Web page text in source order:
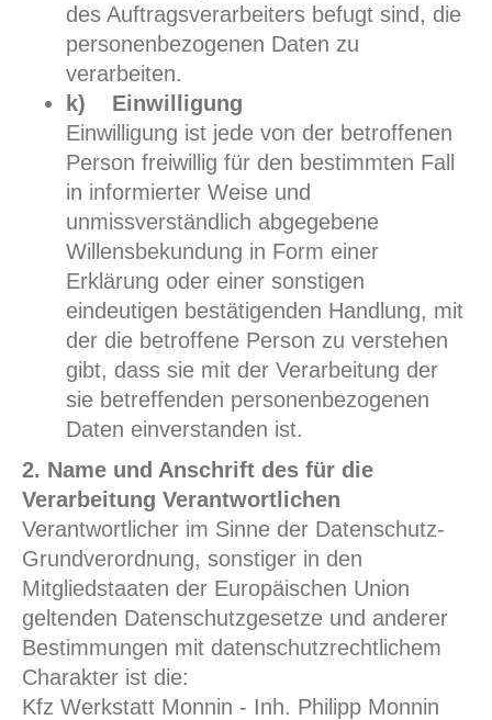
des Auftragsverarbeiters befugt sind, die
personenbezogenen Daten zu
verarbeiten.
k) Einwilligung
Einwilligung ist jede von der betroffenen
Person freiwillig für den bestimmten Fall
in informierter Weise und
unmissverständlich abgegebene
Willensbekundung in Form einer
Erklärung oder einer sonstigen
eindeutigen bestätigenden Handlung, mit
der die betroffene Person zu verstehen
gibt, dass sie mit der Verarbeitung der
sie betreffenden personenbezogenen
Daten einverstanden ist.
2. Name und Anschrift des für die
Verarbeitung Verantwortlichen
Verantwortlicher im Sinne der Datenschutz-
Grundverordnung, sonstiger in den
Mitgliedstaaten der Europäischen Union
geltenden Datenschutzgesetze und anderer
Bestimmungen mit datenschutzrechtlichem
Charakter ist die:
Kfz Werkstatt Monnin - Inh. Philipp Monnin